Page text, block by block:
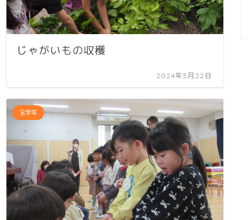
じゃがいもの収穫
2024年5月22日
全学年